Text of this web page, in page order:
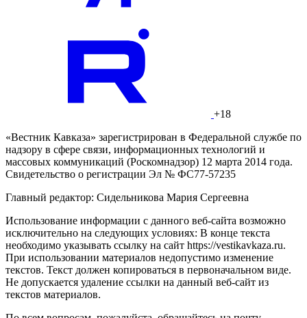
+18
«Вестник Кавказа» зарегистрирован в Федеральной службе по
надзору в сфере связи, информационных технологий и
массовых коммуникаций (Роскомнадзор) 12 марта 2014 года.
Свидетельство о регистрации Эл № ФС77-57235
Главный редактор: Сидельникова Мария Сергеевна
Использование информации с данного веб-сайта возможно
исключительно на следующих условиях: В конце текста
необходимо указывать ссылку на сайт https://vestikavkaza.ru.
При использовании материалов недопустимо изменение
текстов. Текст должен копироваться в первоначальном виде.
Не допускается удаление ссылки на данный веб-сайт из
текстов материалов.